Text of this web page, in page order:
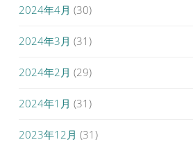
2024年4月 (30)
2024年3月 (31)
2024年2月 (29)
2024年1月 (31)
2023年12月 (31)